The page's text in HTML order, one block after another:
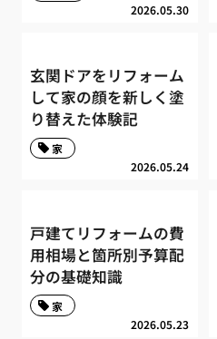
2026.05.30
玄関ドアをリフォーム
して家の顔を新しく塗
り替えた体験記
2026.05.24
家
戸建てリフォームの費
用相場と箇所別予算配
分の基礎知識
2026.05.23
家